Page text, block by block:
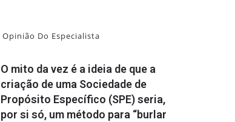
Opinião Do Especialista
O mito da vez é a ideia de que a
criação de uma Sociedade de
Propósito Específico (SPE) seria,
por si só, um método para “burlar